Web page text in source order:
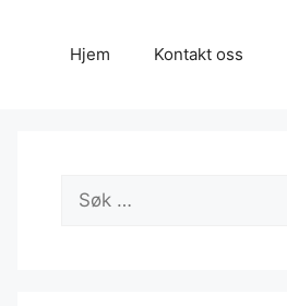
Hjem Kontakt oss
Søk
etter: